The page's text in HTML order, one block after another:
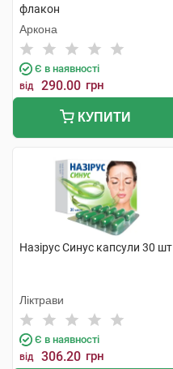
флакон
Аркона
Є в наявності
від 290.00 грн
КУПИТИ
Назірус Синус капсули 30 шт
Ліктрави
Є в наявності
від 306.20 грн